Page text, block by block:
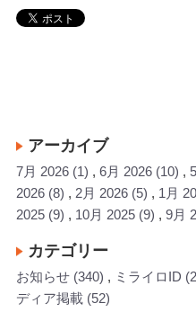
アーカイブ
7月 2026 (1) 6月 2026 (10)
2026 (8) 2月 2026 (5) 1月
2025 (9) 10月 2025 (9) 9月
カテゴリー
お知らせ (340) ミライロID
ディア掲載 (52)